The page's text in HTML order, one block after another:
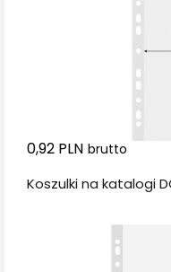
0,92 PLN brutto
Koszulki na katalogi